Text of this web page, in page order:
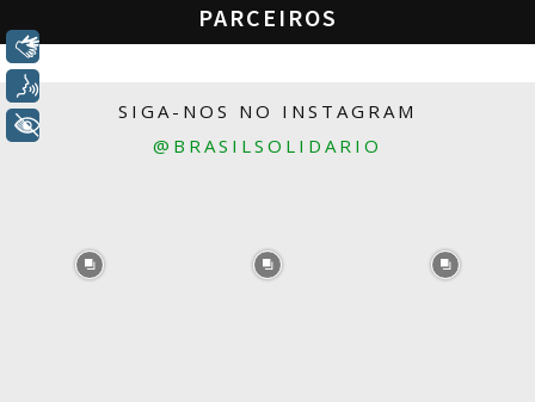
PARCEIROS
SIGA-NOS NO INSTAGRAM
@BRASILSOLIDARIO
Libras
+ Acessibilidade